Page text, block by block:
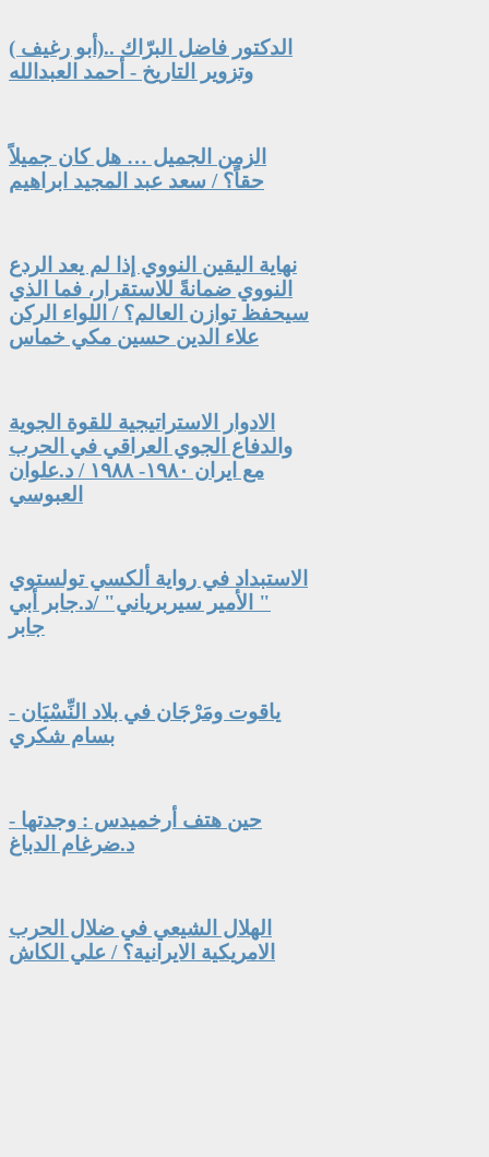
الدكتور فاضل البرّاك ..(أبو رغيف )
وتزوير التاريخ - أحمد العبدالله
الزمن الجميل … هل كان جميلاً
حقاً؟ / سعد عبد المجيد ابراهيم
نهاية اليقين النووي إذا لم يعد الردع
النووي ضمانةً للاستقرار، فما الذي
سيحفظ توازن العالم؟ / اللواء الركن
علاء الدين حسين مكي خماس
الادوار الاستراتيجية للقوة الجوية
والدفاع الجوي العراقي في الحرب
مع ايران ١٩٨٠- ١٩٨٨ / د.علوان
العبوسي
الاستبداد في رواية ألكسي تولستوي
" الأمير سيربرياني" /د.جابر أبي
جابر
ياقوت ومَرْجَان في بلاد النِّسْيَان -
بسام شكري
حين هتف أرخميدس : وجدتها -
د.ضرغام الدباغ
الهلال الشيعي في ضلال الحرب
الامريكية الايرانية؟ / علي الكاش